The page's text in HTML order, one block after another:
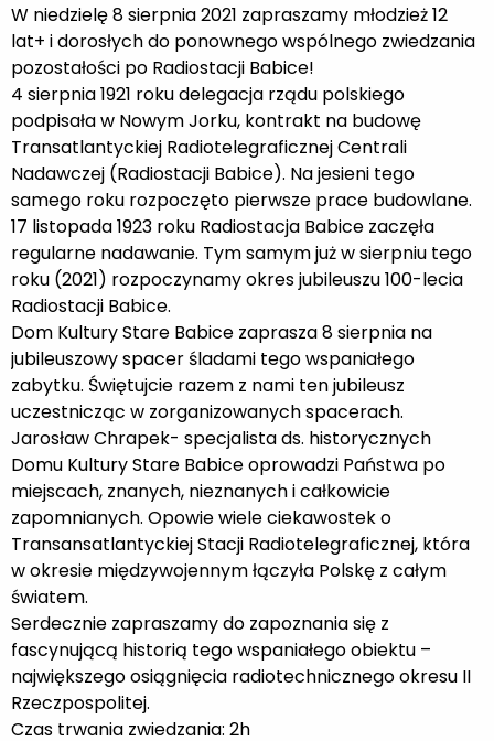
W niedzielę 8 sierpnia 2021 zapraszamy młodzież 12
lat+ i dorosłych do ponownego wspólnego zwiedzania
pozostałości po Radiostacji Babice!
4 sierpnia 1921 roku delegacja rządu polskiego
podpisała w Nowym Jorku, kontrakt na budowę
Transatlantyckiej Radiotelegraficznej Centrali
Nadawczej (Radiostacji Babice). Na jesieni tego
samego roku rozpoczęto pierwsze prace budowlane.
17 listopada 1923 roku Radiostacja Babice zaczęła
regularne nadawanie. Tym samym już w sierpniu tego
roku (2021) rozpoczynamy okres jubileuszu 100-lecia
Radiostacji Babice.
Dom Kultury Stare Babice zaprasza 8 sierpnia na
jubileuszowy spacer śladami tego wspaniałego
zabytku. Świętujcie razem z nami ten jubileusz
uczestnicząc w zorganizowanych spacerach.
Jarosław Chrapek- specjalista ds. historycznych
Domu Kultury Stare Babice oprowadzi Państwa po
miejscach, znanych, nieznanych i całkowicie
zapomnianych. Opowie wiele ciekawostek o
Transansatlantyckiej Stacji Radiotelegraficznej, która
w okresie międzywojennym łączyła Polskę z całym
światem.
Serdecznie zapraszamy do zapoznania się z
fascynującą historią tego wspaniałego obiektu –
największego osiągnięcia radiotechnicznego okresu II
Rzeczpospolitej.
Czas trwania zwiedzania: 2h